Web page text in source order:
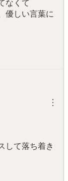
なくて
優しい言葉に
︙
して落ち着き